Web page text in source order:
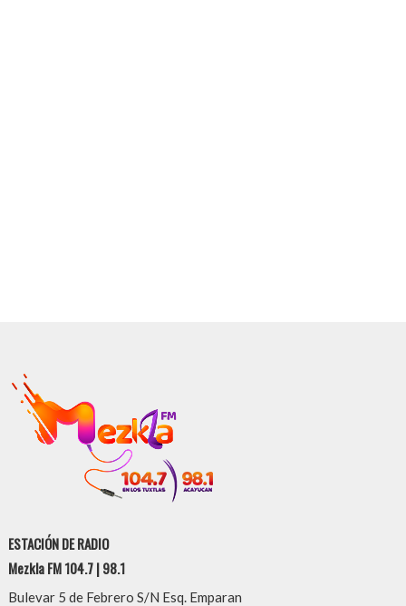
ESTACIÓN DE RADIO
Mezkla FM 104.7 | 98.1
Bulevar 5 de Febrero S/N Esq. Emparan